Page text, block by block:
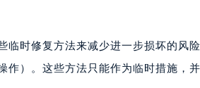
临时修复方法来减少进一步损坏的风
）。这些方法只能作为临时措施，